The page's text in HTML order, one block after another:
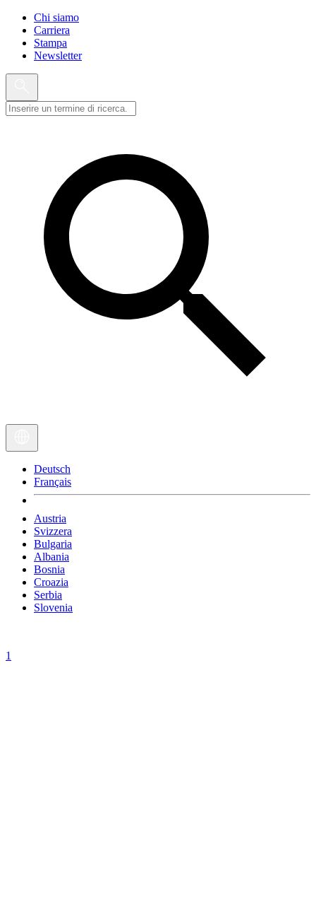
Chi siamo
Carriera
Stampa
Newsletter
Deutsch
Français
Austria
Svizzera
Bulgaria
Albania
Bosnia
Croazia
Serbia
Slovenia
1